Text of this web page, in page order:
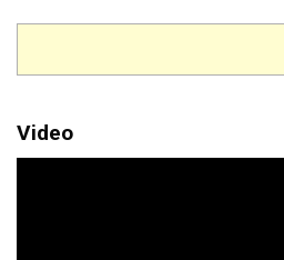
Video